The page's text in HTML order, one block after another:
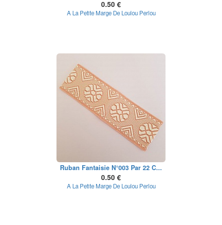
0.50 €
A La Petite Marge De Loulou Perlou
Ruban Fantaisie N°003 Par 22 C...
0.50 €
A La Petite Marge De Loulou Perlou